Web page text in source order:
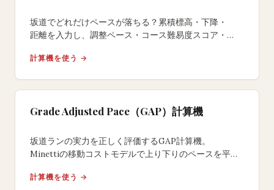
坂道でどれだけペースが落ちる？累積標高・下降・
距離を入力し、調整ペース・コース難易度スコア・
計算機を使う →
Grade Adjusted Pace（GAP）計算機
坂道ランの実力を正しく評価するGAP計算機。
Minettiの移動コストモデルで上り下りのペースを平地
無料ツール。
計算機を使う →